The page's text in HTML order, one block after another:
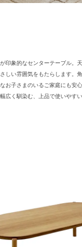
印象的なセンターテーブル。
しい雰囲気をもたらします。
お子さまのいるご家庭にも安
広く馴染む、上品で使いやす